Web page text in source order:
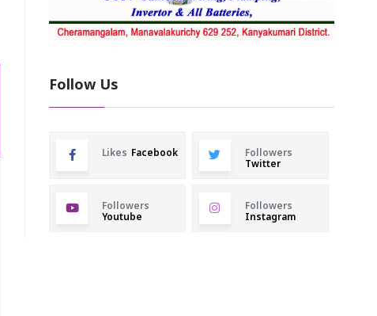
Follow Us
Likes Facebook
Followers
Twitter
Followers
Youtube
Followers
Instagram